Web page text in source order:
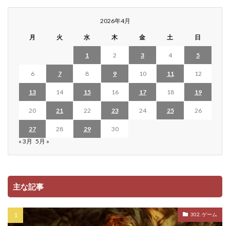
2026年4月
月 火 水 木 金 土 日
1 2 3 4 5
6 7 8 9 10 11 12
13 14 15 16 17 18 19
20 21 22 23 24 25 26
27 28 29
30
« 3月 5月 »
主な記事
302. ゲーム